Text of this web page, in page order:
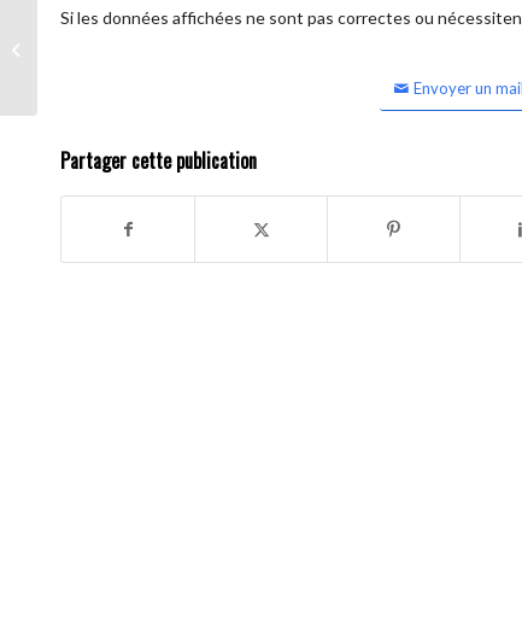
Si les données affichées ne sont pas correctes ou
Envoyer un
Partager cette publication